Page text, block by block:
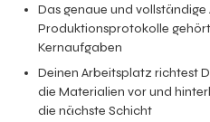
Das genaue und vollständige
Produktionsprotokolle
Kernaufgaben
Deinen Arbeitsplatz richtest
die Materialien vor und
die nächste Schicht